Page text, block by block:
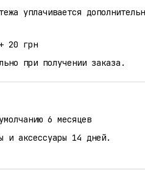
уплачивается
20 грн
при получении заказа.
6 месяцев
и аксессуары 14 дней.